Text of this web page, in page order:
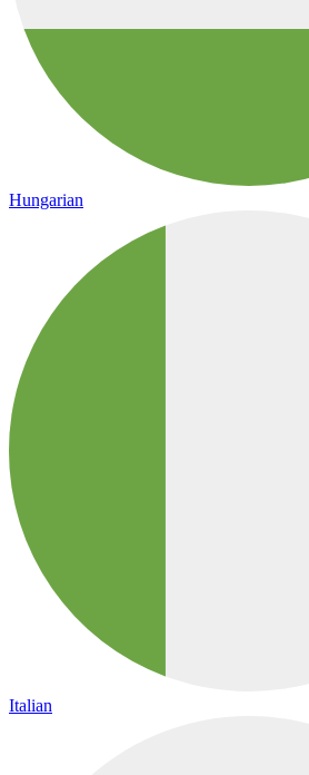
Hungarian
Italian